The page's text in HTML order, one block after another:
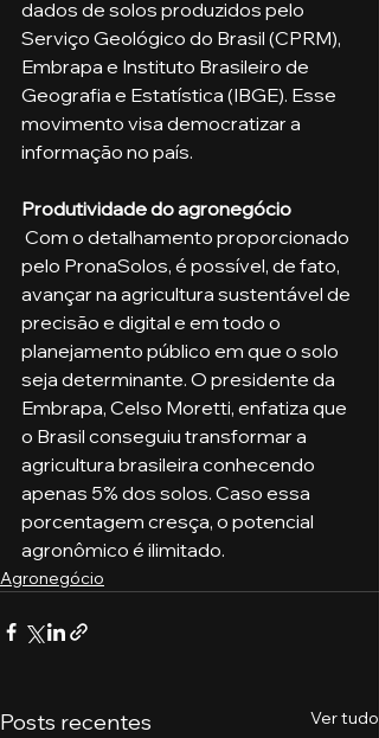
dados de solos produzidos pelo
Serviço Geológico do Brasil (CPRM),
Embrapa e Instituto Brasileiro de
Geografia e Estatística (IBGE). Esse
movimento visa democratizar a
informação no país.
Produtividade do agronegócio
pelo PronaSolos, é possível, de fato,
avançar na agricultura sustentável de
precisão e digital e em todo o
planejamento público em que o solo
seja determinante. O presidente da
Embrapa, Celso Moretti, enfatiza que
o Brasil conseguiu transformar a
agricultura brasileira conhecendo
apenas 5% dos solos. Caso essa
porcentagem cresça, o potencial
agronômico é ilimitado.
Agronegócio
Posts recentes Ver tudo